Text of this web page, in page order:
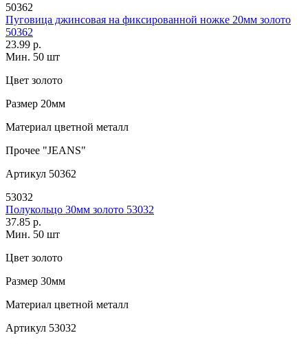
50362
Пуговица джинсовая на фиксированной ножке 20мм золото
50362
23.99 р.
Мин. 50 шт
Цвет золото
Размер 20мм
Материал цветной металл
Прочее "JEANS"
Артикул 50362
53032
Полукольцо 30мм золото 53032
37.85 р.
Мин. 50 шт
Цвет золото
Размер 30мм
Материал цветной металл
Артикул 53032